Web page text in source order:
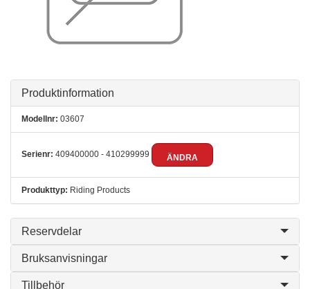
Produktinformation
Modellnr: 03607
Serienr: 409400000 - 410299999 ÄNDRA
Produkttyp: Riding Products
Reservdelar
Bruksanvisningar
Tillbehör